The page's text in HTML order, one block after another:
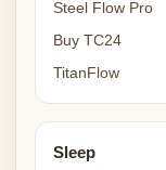
Steel Flow Pro
Buy TC24
TitanFlow
Sleep